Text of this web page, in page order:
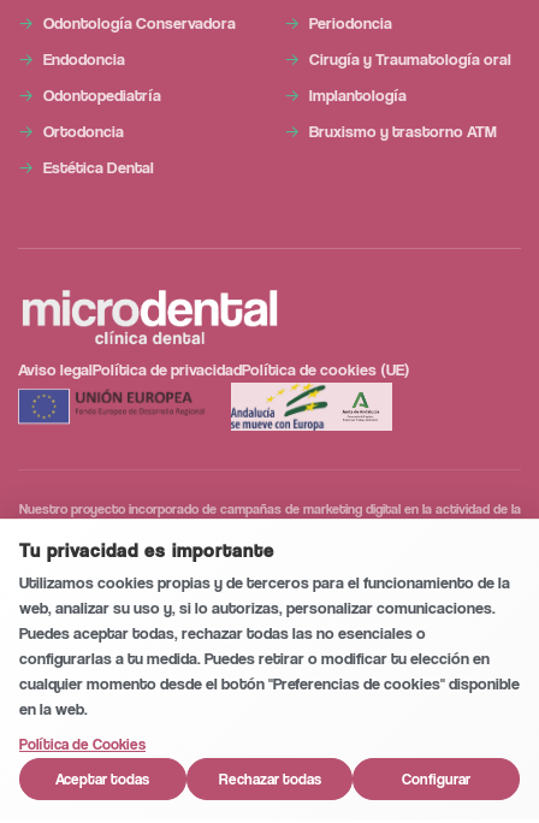
Odontología Conservadora
Endodoncia
Odontopediatría
Ortodoncia
Estética Dental
Periodoncia
Cirugía y Traumatología oral
Implantología
Bruxismo y trastorno ATM
Aviso legalPolítica de privacidadPolítica de cookies (UE)
Nuestro proyecto incorporado de campañas de marketing digital en la actividad de la
modernización digital y a la mejora de la competitividad de las personas trabajadoras
autónomas y microempresas.
Tu privacidad es importante
Utilizamos cookies propias y de terceros para el funcionamiento de la
web, analizar su uso y, si lo autorizas, personalizar comunicaciones.
Puedes aceptar todas, rechazar todas las no esenciales o
configurarlas a tu medida. Puedes retirar o modificar tu elección en
cualquier momento desde el botón "Preferencias de cookies" disponible
en la web.
Política de Cookies
Aceptar todas
Rechazar todas Configurar
Llamar
WhatsApp
Conversación segura y privada 0/5